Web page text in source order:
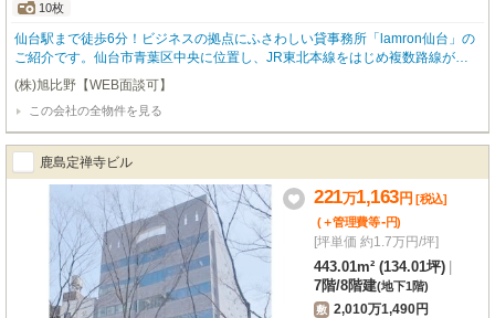
10枚
仙台駅まで徒歩6分！ビジネスの拠点にふさわしい貸事務所「lamron仙台」の
ご紹介です。仙台市青葉区中央に位置し、JR東北本線をはじめ複数路線が利
用できる仙台駅からのアクセスは大変良好。周辺にはコンビニや銀行、郵便
局、ドラッグストアが揃い、日々の業務をスムーズにサポートする環境が整っ
ています。広々とした専有面積351.67㎡の5階部分。OAフロア完備で快適なオ
フィス環境を実現します。個別空調で温度調整も自由自在、24時間セキュリテ
ィーで安心してお仕事に集中できます。エレベーター、照明器具付、男女別ト
イレ（共用部）も備わり、機能性も兼ね備えています。・分割貸し可能。・契
約形態 ：定期借家契約5年・解約不可期間：3年・ 床荷重：500㎏/㎡・駐車場
は普通車38,500円（税込）、ハイルーフ車は44,000円（税込）申込の審査に
て保証会社加入をお願いする場合があります。
(株)旭比野【WEB面談可】
この会社の全物件を見る
鹿島定禅寺ビル
221万1,163円 [税込]
(＋管理費等-円)
[坪単価 約1.7万円/坪]
443.01m² (134.01坪)
7階/8階建(地下1階)
敷 2,010万1,490円